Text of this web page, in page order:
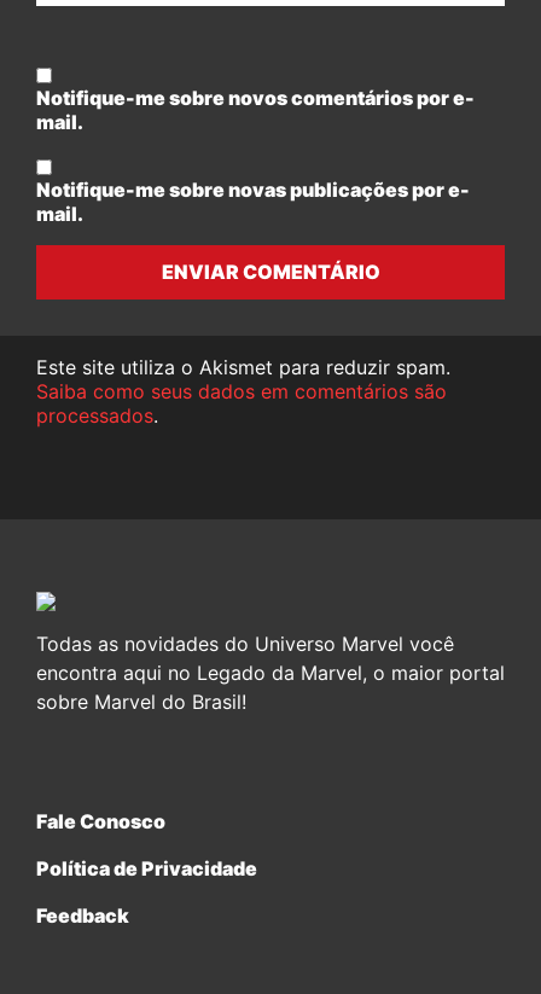
Notifique-me sobre novos comentários por e-
mail.
Notifique-me sobre novas publicações por e-
mail.
ENVIAR COMENTÁRIO
Este site utiliza o Akismet para reduzir spam.
Saiba como seus dados em comentários são
processados.
Todas as novidades do Universo Marvel você
encontra aqui no Legado da Marvel, o maior portal
sobre Marvel do Brasil!
Fale Conosco
Política de Privacidade
Feedback